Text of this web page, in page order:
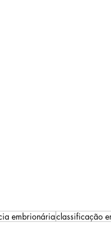
embrionáriaclassificação